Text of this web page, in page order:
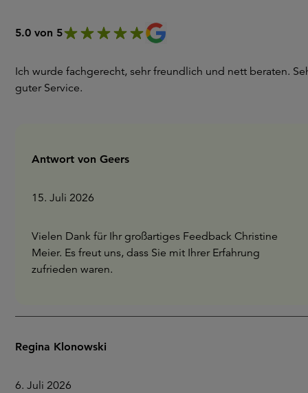
5.0 von 5
Ich wurde fachgerecht, sehr freundlich und nett beraten.
guter Service.
Antwort von Geers
15. Juli 2026
Vielen Dank für Ihr großartiges Feedback Christine
Meier. Es freut uns, dass Sie mit Ihrer Erfahrung
zufrieden waren.
Regina Klonowski
6. Juli 2026